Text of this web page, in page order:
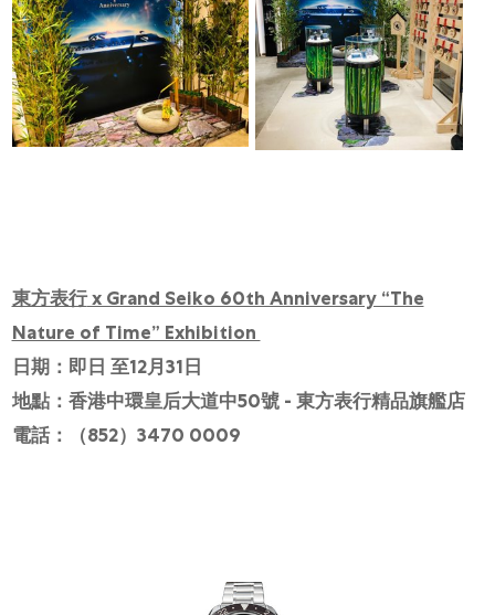
註冊
會員尊享
简体中文 | English
東方表行x Grand Seiko 60th Anniversary “The
Nature of Time” Exhibition
日期：即日 至12月31日
地點：香港中環皇后大道中50號- 東方表行精品旗艦店
電話：（852） 3470 0009